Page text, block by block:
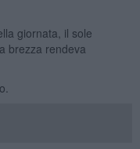
giornata, il sole
brezza rendeva